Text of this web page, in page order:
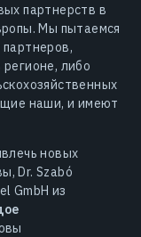
партнерств в
Мы пытаемся
либо
наши, и имеют
новых
Dr. Szabó
GmbH из